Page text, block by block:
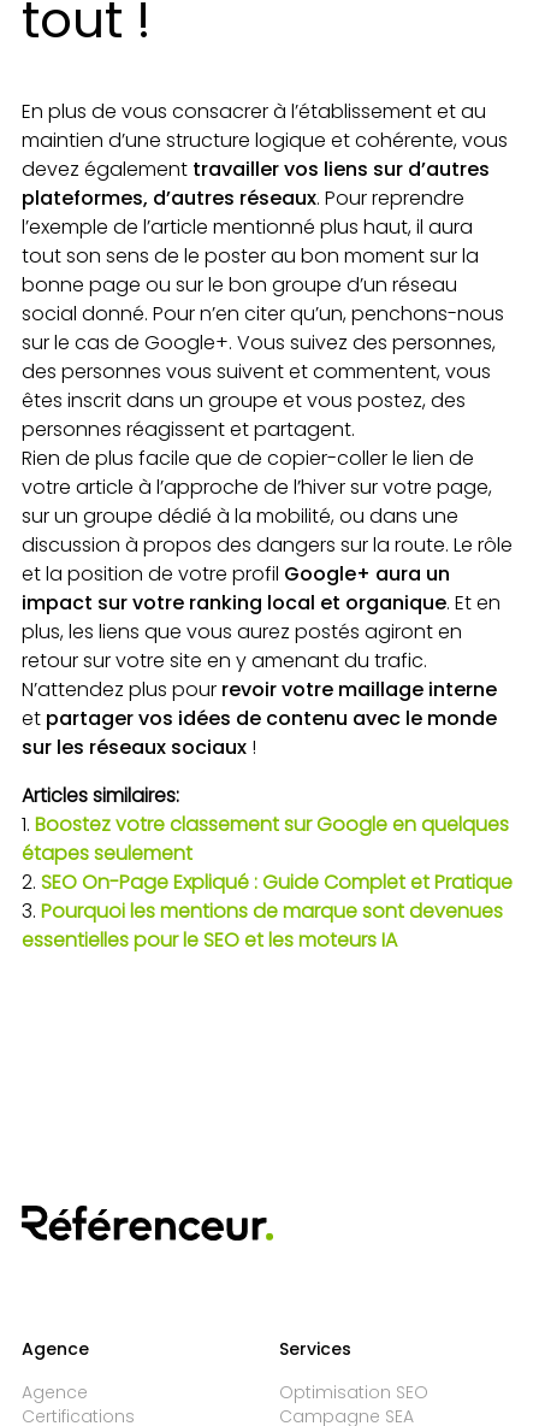
tout !
En plus de vous consacrer à l’établissement et au
maintien d’une structure logique et cohérente, vous
devez également travailler vos liens sur d’autres
plateformes, d’autres réseaux. Pour reprendre
l’exemple de l’article mentionné plus haut, il aura
tout son sens de le poster au bon moment sur la
bonne page ou sur le bon groupe d’un réseau
social donné. Pour n’en citer qu’un, penchons-nous
sur le cas de Google+. Vous suivez des personnes,
des personnes vous suivent et commentent, vous
êtes inscrit dans un groupe et vous postez, des
personnes réagissent et partagent.
Rien de plus facile que de copier-coller le lien de
votre article à l’approche de l’hiver sur votre page,
sur un groupe dédié à la mobilité, ou dans une
discussion à propos des dangers sur la route. Le rôle
et la position de votre profil Google+ aura un
impact sur votre ranking local et organique. Et en
plus, les liens que vous aurez postés agiront en
retour sur votre site en y amenant du trafic.
N’attendez plus pour revoir votre maillage interne
et partager vos idées de contenu avec le monde
sur les réseaux sociaux !
Articles similaires:
Boostez votre classement sur Google en quelques
étapes seulement
SEO On-Page Expliqué : Guide Complet et Pratique
Pourquoi les mentions de marque sont devenues
essentielles pour le SEO et les moteurs IA
Agence
Agence
Certifications
Services
Optimisation SEO
Campagne SEA